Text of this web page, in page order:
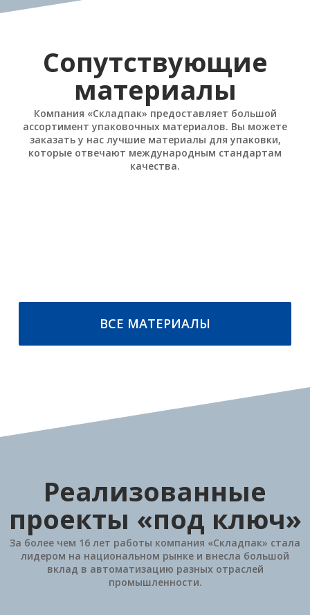
Сопутствующие
материалы
Компания «Складпак» предоставляет большой
ассортимент упаковочных материалов. Вы можете
заказать у нас лучшие материалы для упаковки,
которые отвечают международным стандартам
качества.
ПОДРОБНЕЕ ПОДРОБНЕЕ
ВСЕ МАТЕРИАЛЫ
Реализованные
проекты «под ключ»
За более чем 16 лет работы компания «Складпак» стала
лидером на национальном рынке и внесла большой
вклад в автоматизацию разных отраслей
промышленности.